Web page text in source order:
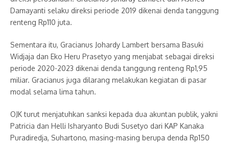
Damayanti selaku direksi periode 2019 dikenai denda tanggung
renteng Rp110 juta.
Sementara itu, Gracianus Johardy Lambert bersama Basuki
Widjaja dan Eko Heru Prasetyo yang menjabat sebagai direksi
periode 2020-2023 dikenai denda tanggung renteng Rp1,95
miliar. Gracianus juga dilarang melakukan kegiatan di pasar
modal selama lima tahun.
OJK turut menjatuhkan sanksi kepada dua akuntan publik, yakni
Patricia dan Helli Isharyanto Budi Susetyo dari KAP Kanaka
Puradiredja, Suhartono, masing-masing berupa denda Rp150